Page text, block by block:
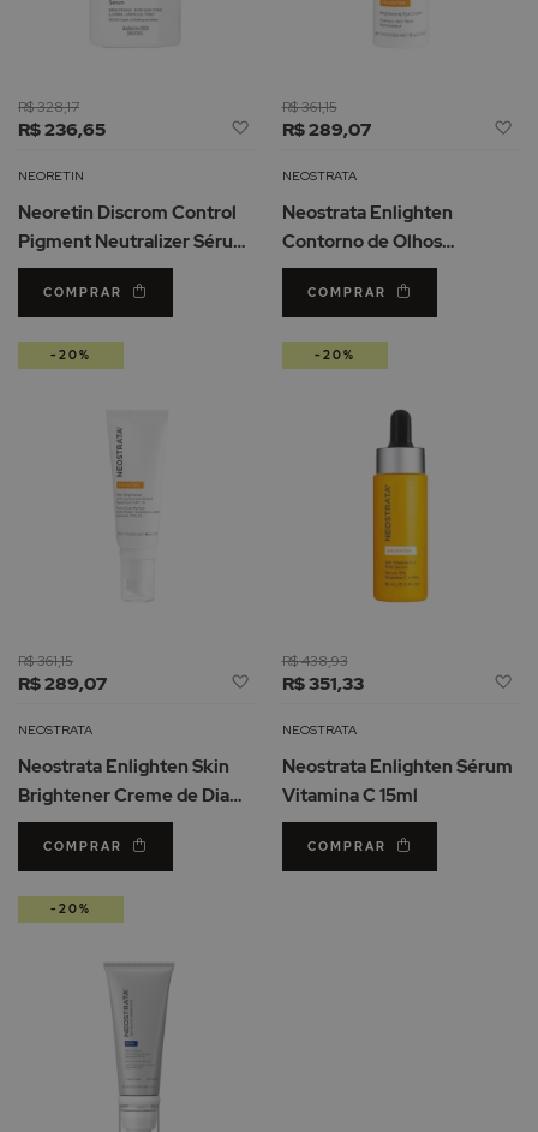
R$ 236,65
R$ 328,17
Adicionar
Lista
Desejos
NEORETIN
Neoretin Discrom Control
Pigment Neutralizer Sérum
Despigmentante 30ml
COMPRAR
R$ 289,07
R$ 361,15
NEOSTRATA
Neostrata Enlighten
Contorno de Olhos
Iluminador 15ml
COMPRAR
R$ 289,07
R$ 361,15
Adicionar
Lista
Desejos
NEOSTRATA
Neostrata Enlighten Skin
Brightener Creme de Dia
SPF35 40g
COMPRAR
-20%
R$ 351,33
R$ 438,93
NEOSTRATA
Neostrata Enlighten Sérum
Vitamina C 15ml
COMPRAR
-20%
-20%